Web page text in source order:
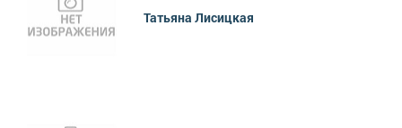
Татьяна Лисицкая